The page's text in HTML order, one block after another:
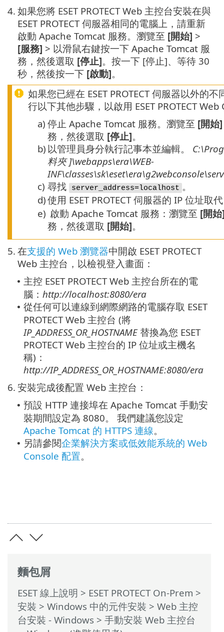
麵包屑
ESET 線上說明 > ESET PROTECT On-Prem >
安裝 > Windows 中的元件安裝 > Web 主控
台安裝 - Windows > 手動安裝 Web 主控台
4. 如果您將 ESET PROTECT Web 主控台安裝在與
ESET PROTECT 伺服器相同的電腦上，請重新
啟動 Apache Tomcat 服務。瀏覽至 [開始] >
[服務] > 以滑鼠右鍵按一下 Apache Tomcat 服
務，然後選取 [停止]。按一下 [停止]、等待 30
秒，然後按一下 [啟動]。
如果您已經在 ESET PROTECT 伺服器以外的
行以下其他步驟，以啟用 ESET PROTECT
a) 停止 Apache Tomcat 服務。瀏覽至 [開始]
務，然後選取 [停止]。
b) 以管理員身分執行記事本並編輯。
料夾]\webapps\era\WEB-
c) 尋找 server_address=localhost 。
d)使用 ESET PROTECT 伺服器的 IP 位址取
e) 啟動 Apache Tomcat 服務：瀏覽至 [開
務，然後選取 [開始]。
5. 在支援的 Web 瀏覽器中開啟 ESET PROTECT
Web 主控台，以檢視登入畫面：
• 主控 ESET PROTECT Web 主控台所在的電
腦： http://localhost:8080/era
• 從任何可以連線到網際網路的電腦存取 ESET
PROTECT Web 主控台 (將
IP_ADDRESS_OR_HOSTNAME替換為您 ESET
PROTECT Web 主控台的 IP 位址或主機名
稱)：
http://IP_ADDRESS_OR_HOSTNAME:8080/era
6. 安裝完成後配置 Web 主控台：
• 預設 HTTP 連接埠在 Apache Tomcat 手動安
裝期間設定為 8080。
我們建議您設定
Apache Tomcat 的 HTTPS 連線。
• 另請參閱企業解決方案或低效能系統的 Web
Console 配置。